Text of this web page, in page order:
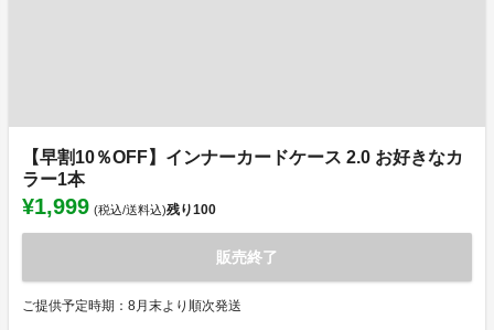
【早割10％OFF】インナーカードケース 2.0 お好きなカ
ラー1本
¥1,999 (税込/送料込)残り100
販売終了
ご提供予定時期：8月末より順次発送